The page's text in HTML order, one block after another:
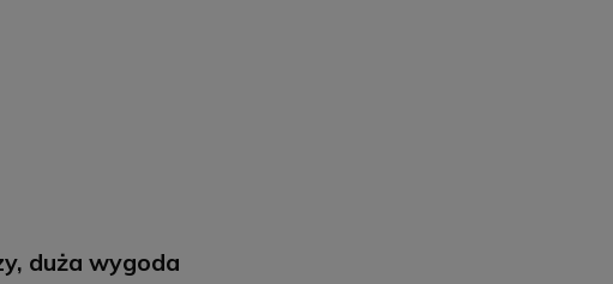
duża wygoda